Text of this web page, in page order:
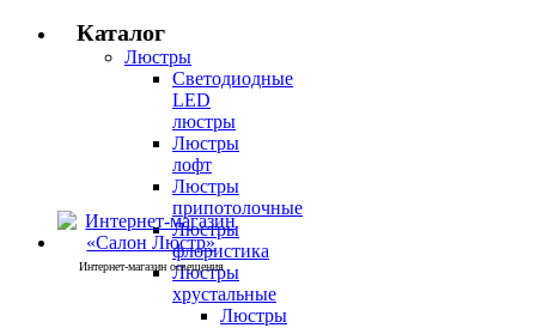
Каталог
Люстры
Светодиодные
LED
люстры
Люстры
лофт
Люстры
припотолочные
Люстры
флористика
Люстры
хрустальные
Люстры
Интернет-магазин освещения